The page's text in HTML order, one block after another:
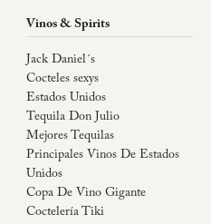
Vinos & Spirits
Jack Daniel´s
Cocteles sexys
Estados Unidos
Tequila Don Julio
Mejores Tequilas
Principales Vinos De Estados
Unidos
Copa De Vino Gigante
Coctelería Tiki